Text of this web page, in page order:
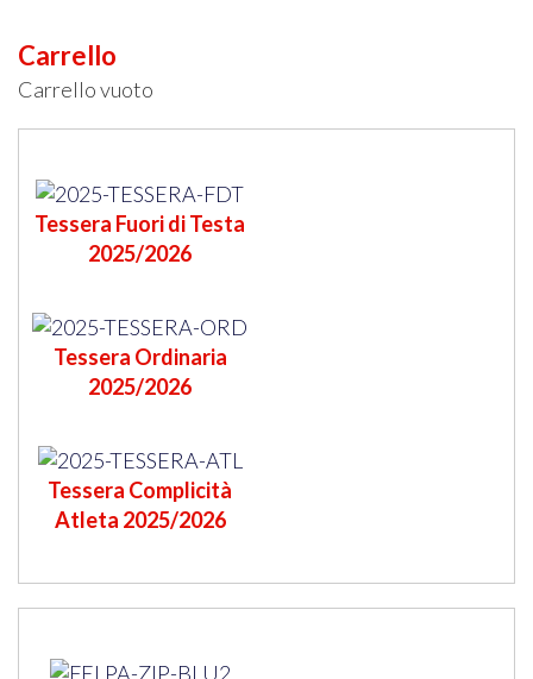
Carrello
Carrello vuoto
Tessera Fuori di Testa
2025/2026
Tessera Ordinaria
2025/2026
Tessera Complicità
Atleta 2025/2026